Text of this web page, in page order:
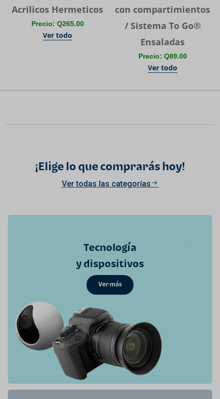
Acrilicos Hermeticos
Precio: Q265.00
Ver todo
con compartimientos
/ Sistema To Go®
Ensaladas
Precio: Q89.00
Ver todo
¡Elige lo que comprarás hoy!
Ver todas las categorías
Tecnología
y dispositivos
Ver más